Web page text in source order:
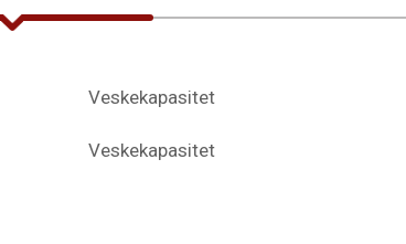
Veskekapasitet
Veskekapasitet